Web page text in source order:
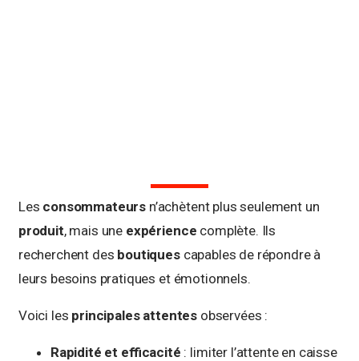
Les consommateurs n’achètent plus seulement un
produit, mais une expérience complète. Ils
recherchent des boutiquescapables de répondre à
leurs besoins pratiques et émotionnels.
Voici les principales attentes observées :
Rapidité et efficacité : limiter l’attente en caisse